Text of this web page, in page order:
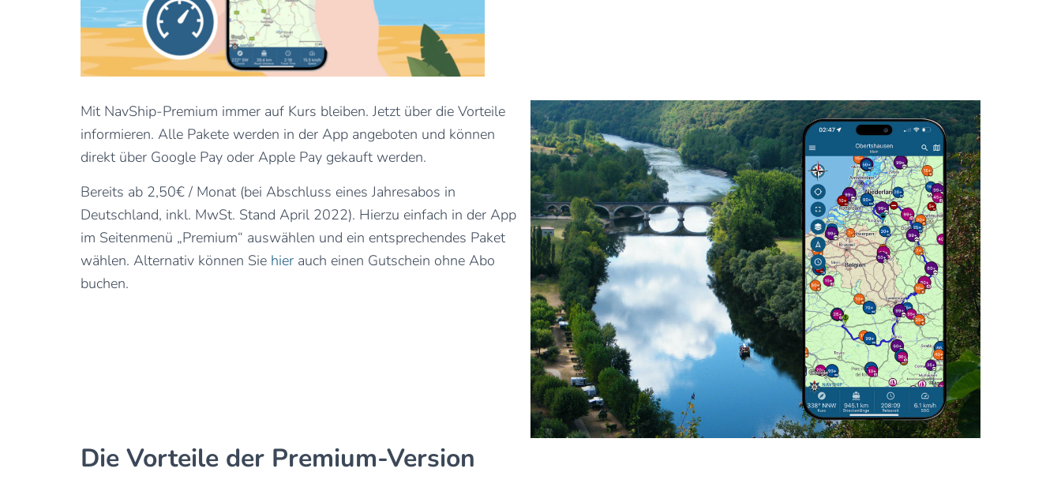
Mit NavShip-Premium immer auf Kurs bleiben. Jetzt über die Vorteile
informieren. Alle Pakete werden in der App angeboten und können
direkt über Google Pay oder Apple Pay gekauft werden.
Bereits ab 2,50€ / Monat (bei Abschluss eines Jahresabos in
Deutschland, inkl. MwSt. Stand April 2022). Hierzu einfach in der App
im Seitenmenü „Premium“ auswählen und ein entsprechendes Paket
wählen. Alternativ können Sie hier auch einen Gutschein ohne Abo
buchen.
Die Vorteile der Premium-Version